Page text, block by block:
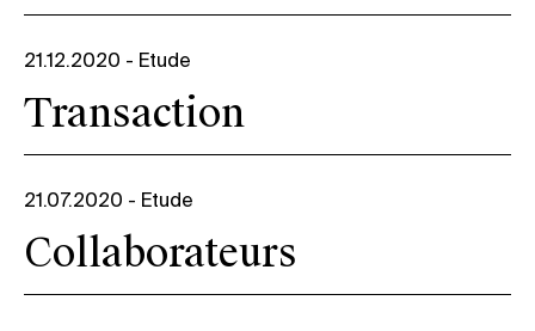
21.12.2020 - Etude
Transaction
21.07.2020 - Etude
Collaborateurs